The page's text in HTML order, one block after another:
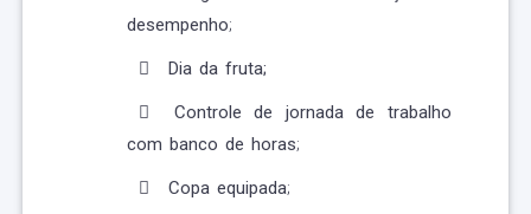
desempenho;
Dia da fruta;
Controle de jornada de trabalho
com banco de horas;
Copa equipada;